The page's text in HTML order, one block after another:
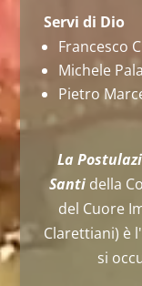
Servi di Dio
Francesco
Michele
Pietro
La
Santidella
del Cuore
Clarettiani) è
si